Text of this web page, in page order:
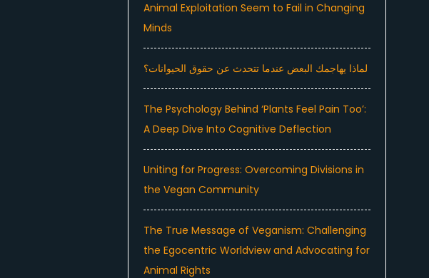
Animal Exploitation Seem to Fail in Changing
Minds
لماذا يهاجمك البعض عندما تتحدث عن حقوق الحيوانات؟
The Psychology Behind ‘Plants Feel Pain Too’:
A Deep Dive Into Cognitive Deflection
Uniting for Progress: Overcoming Divisions in
the Vegan Community
The True Message of Veganism: Challenging
the Egocentric Worldview and Advocating for
Animal Rights